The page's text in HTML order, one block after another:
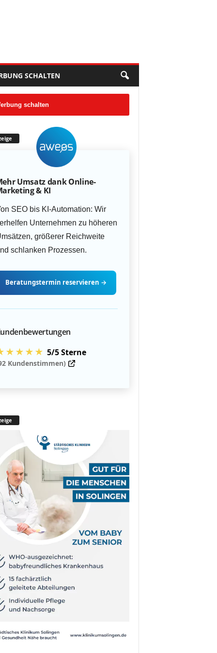
SCHALTEN
schalten
Umsatz dank Online-
& KI
SEO bis KI-Automation: Wir
Unternehmen zu höheren
größerer Reichweite
schlanken Prozessen.
Beratungstermin reservieren →
5/5 Sterne
Kundenstimmen)